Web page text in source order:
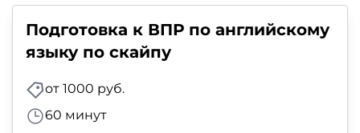
Подготовка к ВПР по английскому
языку по скайпу
от 1000 руб.
60 минут